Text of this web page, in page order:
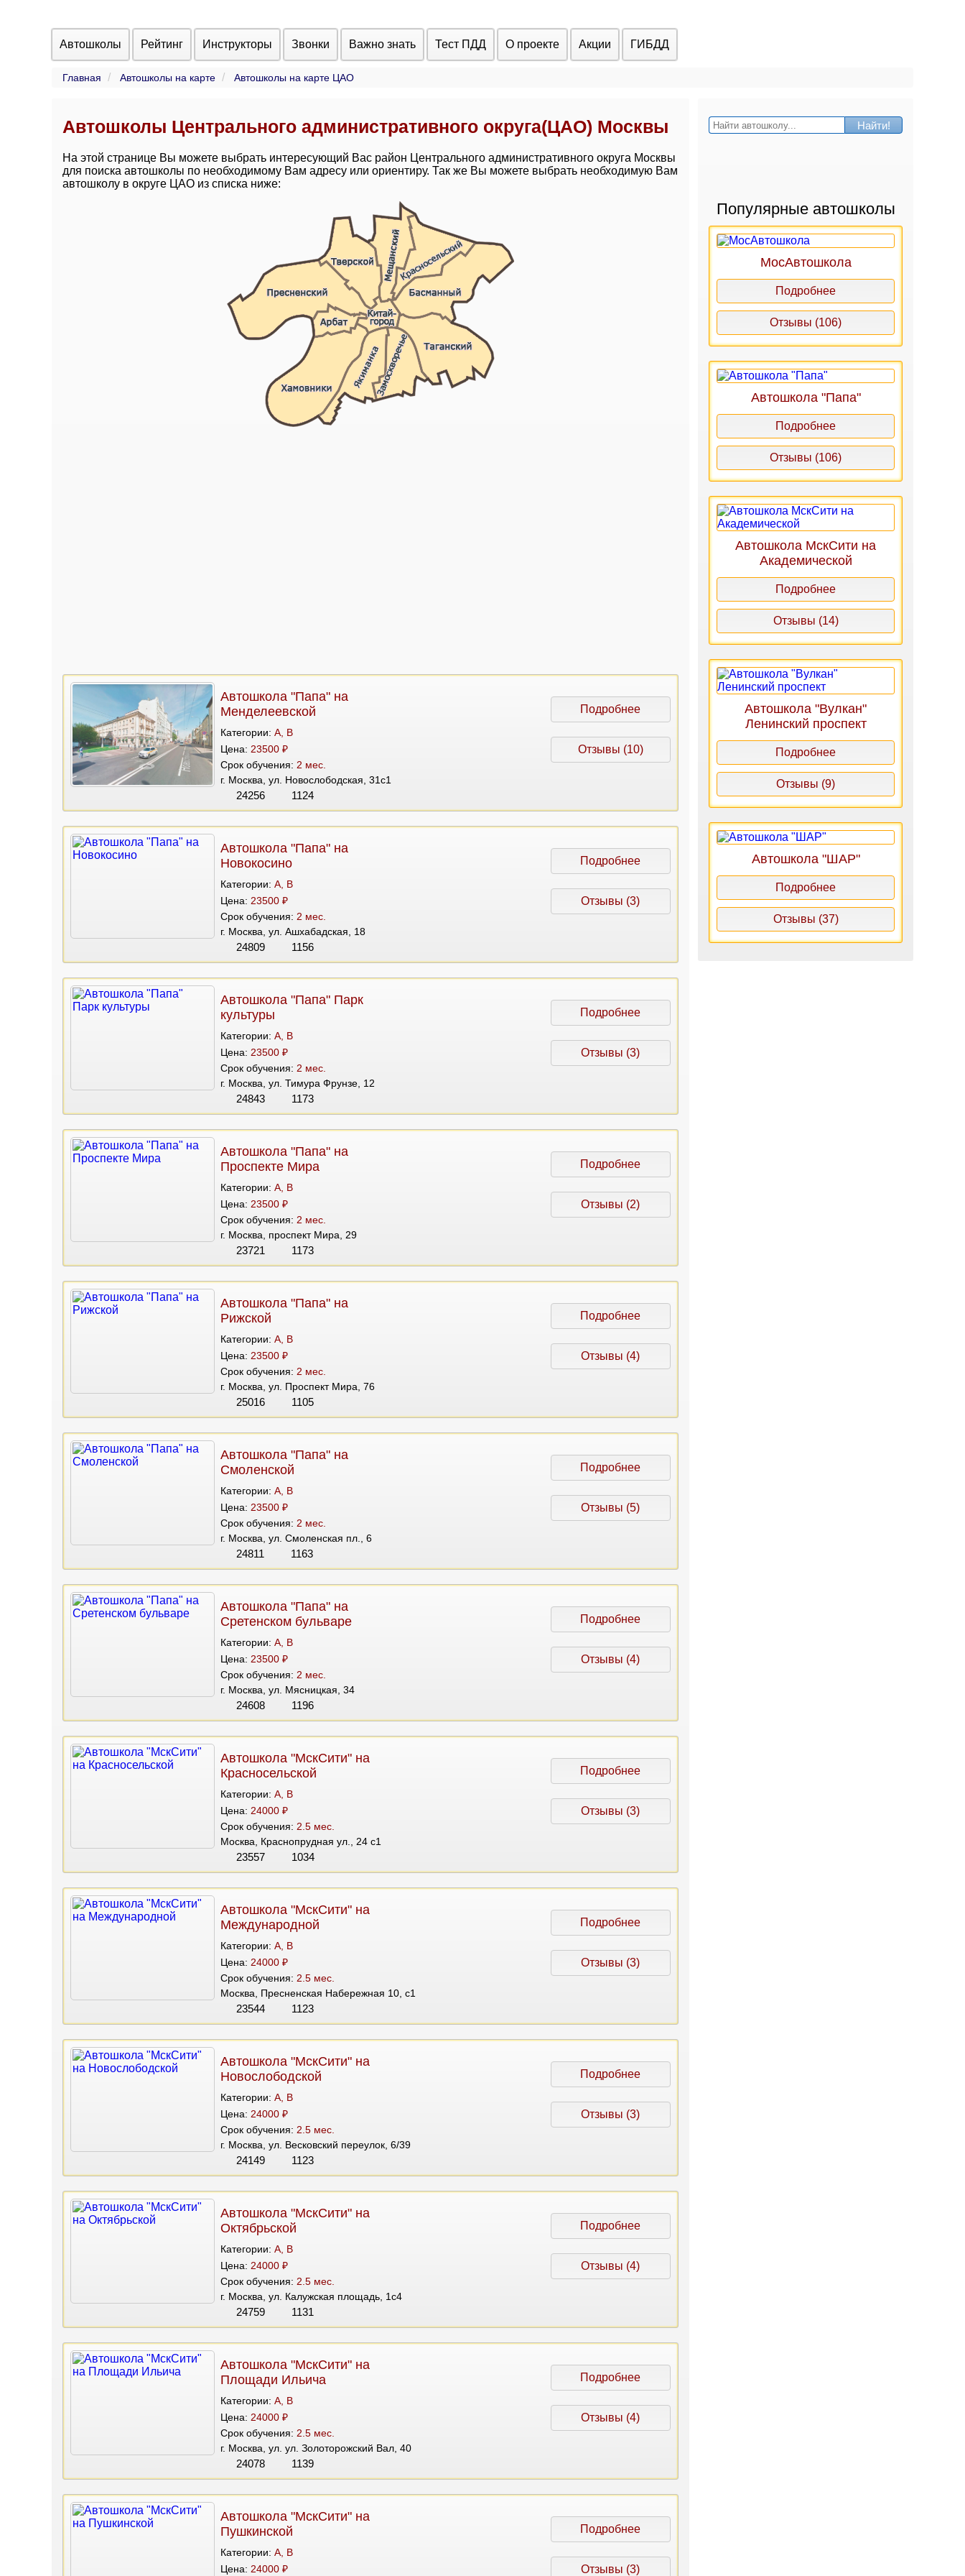
Автошколы Рейтинг Инструкторы Звонки Важно знать Тест ПДД О проекте Акции ГИБДД
Главная Автошколы на карте Автошколы на карте ЦАО
Автошколы Центрального административного округа(ЦАО) Москвы
На этой странице Вы можете выбрать интересующий Вас район Центрального административного округа Москвы
для поиска автошколы по необходимому Вам адресу или ориентиру. Так же Вы можете выбрать необходимую Вам
автошколу в округе ЦАО из списка ниже:
Автошкола "Папа" на
Менделеевской
Категории: A, B
Цена: 23500 ₽
Срок обучения: 2 мес.
г. Москва, ул. Новослободская, 31с1
24256 1124
Подробнее
Отзывы (10)
Автошкола "Папа" на
Новокосино
Категории: A, B
Цена: 23500 ₽
Срок обучения: 2 мес.
г. Москва, ул. Ашхабадская, 18
24809 1156
Подробнее
Отзывы (3)
Автошкола "Папа" Парк
культуры
Категории: A, B
Цена: 23500 ₽
Срок обучения: 2 мес.
г. Москва, ул. Тимура Фрунзе, 12
24843 1173
Подробнее
Отзывы (3)
Автошкола "Папа" на
Проспекте Мира
Категории: A, B
Цена: 23500 ₽
Срок обучения: 2 мес.
г. Москва, проспект Мира, 29
23721 1173
Подробнее
Отзывы (2)
Автошкола "Папа" на
Рижской
Категории: A, B
Цена: 23500 ₽
Срок обучения: 2 мес.
г. Москва, ул. Проспект Мира, 76
25016 1105
Подробнее
Отзывы (4)
Автошкола "Папа" на
Смоленской
Категории: A, B
Цена: 23500 ₽
Срок обучения: 2 мес.
г. Москва, ул. Смоленская пл., 6
24811 1163
Подробнее
Отзывы (5)
Автошкола "Папа" на
Сретенском бульваре
Категории: A, B
Цена: 23500 ₽
Срок обучения: 2 мес.
г. Москва, ул. Мясницкая, 34
24608 1196
Подробнее
Отзывы (4)
Автошкола "МскСити" на
Красносельской
Категории: A, B
Цена: 24000 ₽
Срок обучения: 2.5 мес.
Москва, Краснопрудная ул., 24 с1
23557 1034
Подробнее
Отзывы (3)
Автошкола "МскСити" на
Международной
Категории: A, B
Цена: 24000 ₽
Срок обучения: 2.5 мес.
Москва, Пресненская Набережная 10, с1
23544 1123
Подробнее
Отзывы (3)
Автошкола "МскСити" на
Новослободской
Категории: A, B
Цена: 24000 ₽
Срок обучения: 2.5 мес.
г. Москва, ул. Весковский переулок, 6/39
24149 1123
Подробнее
Отзывы (3)
Автошкола "МскСити" на
Октябрьской
Категории: A, B
Цена: 24000 ₽
Срок обучения: 2.5 мес.
г. Москва, ул. Калужская площадь, 1с4
24759 1131
Подробнее
Отзывы (4)
Автошкола "МскСити" на
Площади Ильича
Категории: A, B
Цена: 24000 ₽
Срок обучения: 2.5 мес.
г. Москва, ул. ул. Золоторожский Вал, 40
24078 1139
Подробнее
Отзывы (4)
Автошкола "МскСити" на
Пушкинской
Категории: A, B
Цена: 24000 ₽
Подробнее
Отзывы (3)
Найти!
Популярные автошколы
МосАвтошкола
Подробнее
Отзывы (106)
Автошкола "Папа"
Подробнее
Отзывы (106)
Автошкола МскСити на
Академической
Подробнее
Отзывы (14)
Автошкола "Вулкан"
Ленинский проспект
Подробнее
Отзывы (9)
Автошкола "ШАР"
Подробнее
Отзывы (37)